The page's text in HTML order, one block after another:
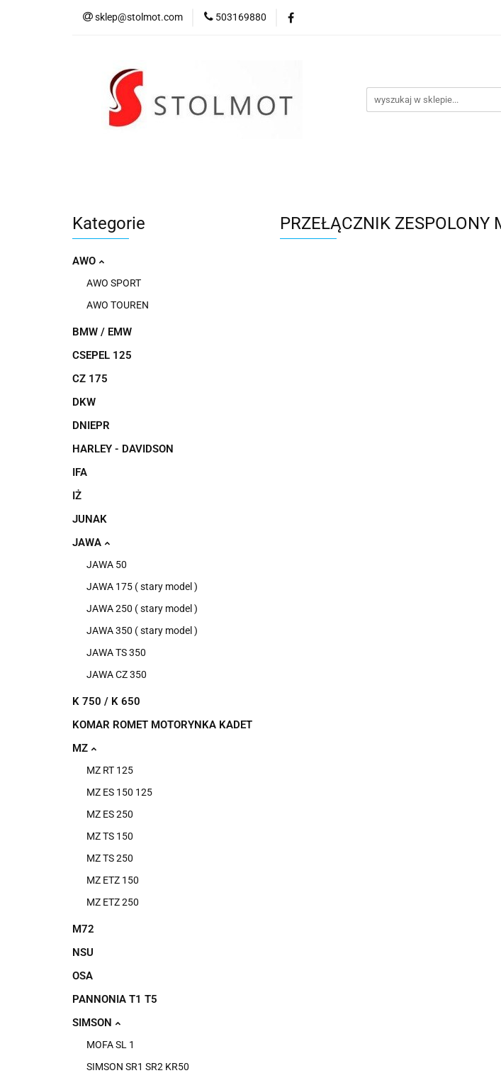
sklep@stolmot.com 503169880
Kategorie
AWO
AWO SPORT
AWO TOUREN
BMW / EMW
CSEPEL 125
CZ 175
DKW
DNIEPR
HARLEY - DAVIDSON
IFA
IŻ
JUNAK
JAWA
JAWA 50
JAWA 175 ( stary model )
JAWA 250 ( stary model )
JAWA 350 ( stary model )
JAWA TS 350
JAWA CZ 350
K 750 / K 650
KOMAR ROMET MOTORYNKA KADET
MZ
MZ RT 125
MZ ES 150 125
MZ ES 250
MZ TS 150
MZ TS 250
MZ ETZ 150
MZ ETZ 250
M72
NSU
OSA
PANNONIA T1 T5
SIMSON
MOFA SL 1
SIMSON SR1 SR2 KR50
PRZEŁĄCZNIK